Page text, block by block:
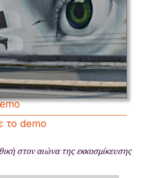
το demo
στον αιώνα της εκκοσμίκευσης